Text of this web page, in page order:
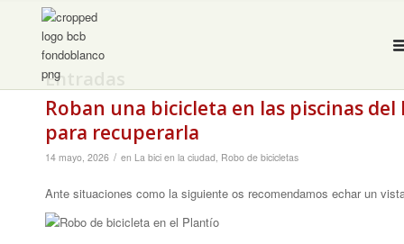
Entradas
Roban una bicicleta en las piscinas
para recuperarla
14 mayo, 2026 / en La bici en la ciudad, Robo de bicicletas
Ante situaciones como la siguiente os recomendamos echar un